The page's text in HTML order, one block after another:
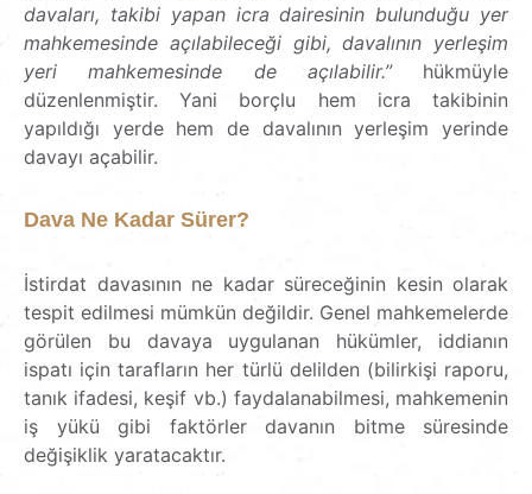
davaları, takibi yapan icra dairesinin bulunduğu yer
mahkemesinde açılabileceği gibi, davalının yerleşim
yeri mahkemesinde de açılabilir.” hükmüyle
düzenlenmiştir. Yani borçlu hem icra takibinin
yapıldığı yerde hem de davalının yerleşim yerinde
davayı açabilir.
Dava Ne Kadar Sürer?
İstirdat davasının ne kadar süreceğinin kesin olarak
tespit edilmesi mümkün değildir. Genel mahkemelerde
görülen bu davaya uygulanan hükümler, iddianın
ispatı için tarafların her türlü delilden (bilirkişi raporu,
tanık ifadesi, keşif vb.) faydalanabilmesi, mahkemenin
iş yükü gibi faktörler davanın bitme süresinde
değişiklik yaratacaktır.